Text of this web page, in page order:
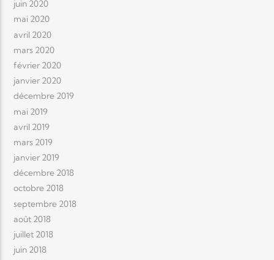
juin 2020
mai 2020
avril 2020
mars 2020
février 2020
janvier 2020
décembre 2019
mai 2019
avril 2019
mars 2019
janvier 2019
décembre 2018
octobre 2018
septembre 2018
août 2018
juillet 2018
juin 2018